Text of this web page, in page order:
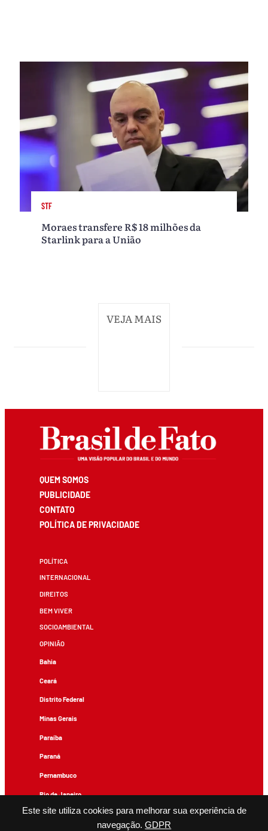
Este site utiliza cookies para melhorar sua experiência de
navegação. GDPR
STF
Moraes transfere R$ 18 milhões da
Starlink para a União
VEJA MAIS
QUEM SOMOS
PUBLICIDADE
CONTATO
POLÍTICA DE PRIVACIDADE
POLÍTICA
INTERNACIONAL
DIREITOS
BEM VIVER
SOCIOAMBIENTAL
OPINIÃO
Bahia
Ceará
Distrito Federal
Minas Gerais
Paraíba
Paraná
Pernambuco
Rio de Janeiro
Rio Grande do Sul